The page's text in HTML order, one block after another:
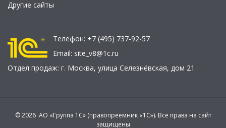
Другие сайты
Телефон: +7 (495) 737-92-57
Email: site_v8@1c.ru
Отдел продаж: г. Москва, улица Селезнёвская, дом 21
© 2026 АО «Группа 1С» (правопреемник «1С»). Все права на сайт
защищены